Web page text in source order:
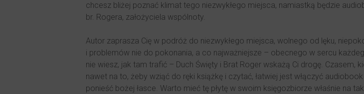
chcesz bliżej poznać klimat tego niezwykłego miejsca, namiastką będzie
br. Rogera, założyciela wspólnoty.
Autor zaprasza Cię w podróż do niezwykłego miejsca, wolnego od lęku,
i problemów nie do pokonania, a co najważniejsze – obecnego w sercu
nie wiesz, jak tam trafić – Duch Święty i Brat Roger wskażą Ci drogę. Czasem,
nawet na to, żeby wziąć do ręki książkę i czytać, łatwiej jest włączyć
ponieść bożej łasce. Warto mieć tę płytę w swoim księgozbiorze właśnie na